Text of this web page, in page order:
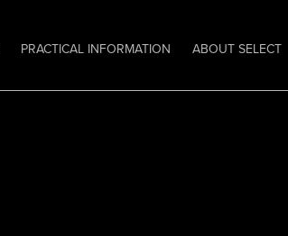
PRACTICAL INFORMATION ABOUT SELECT